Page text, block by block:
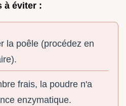
à éviter :
la poêle (procédez en
frais, la poudre n'a
enzymatique.